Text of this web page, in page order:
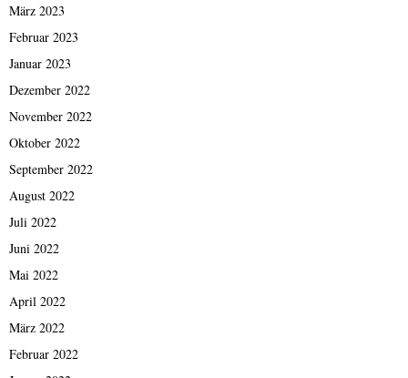
März 2023
Februar 2023
Januar 2023
Dezember 2022
November 2022
Oktober 2022
September 2022
August 2022
Juli 2022
Juni 2022
Mai 2022
April 2022
März 2022
Februar 2022